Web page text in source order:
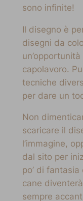
sono infinite!
Il disegno è
disegni da
capolavoro.
tecniche
per dare un
Non
scaricare il
l’immagine,
dal sito per
po’ di
cane
sempre